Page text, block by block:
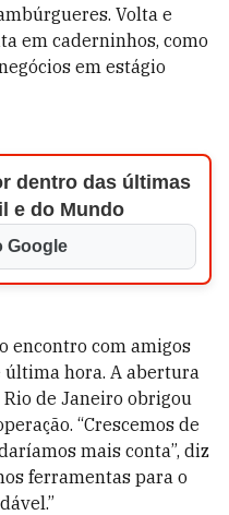
Volta e
em caderninhos, como
em estágio
dentro das últimas
e do Mundo
Google
encontro com amigos
hora. A abertura
de Janeiro obrigou
“Crescemos de
mais conta”, diz
ferramentas para o